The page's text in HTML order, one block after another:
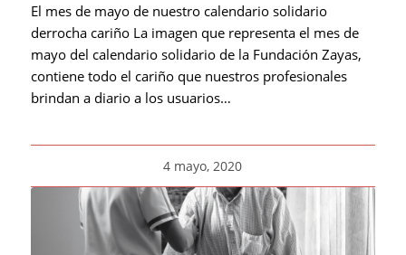
El mes de mayo de nuestro calendario solidario
derrocha cariño La imagen que representa el mes de
mayo del calendario solidario de la Fundación Zayas,
contiene todo el cariño que nuestros profesionales
brindan a diario a los usuarios…
4 mayo, 2020